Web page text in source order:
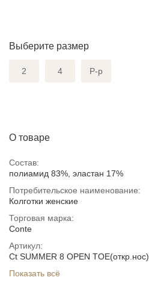
Выберите размер
2 4 Р-р
О товаре
Состав:
полиамид 83%, эластан 17%
Потребительское наименование:
Колготки женские
Торговая марка:
Conte
Артикул:
Ct SUMMER 8 OPEN TOE(откр.нос)
Показать всё